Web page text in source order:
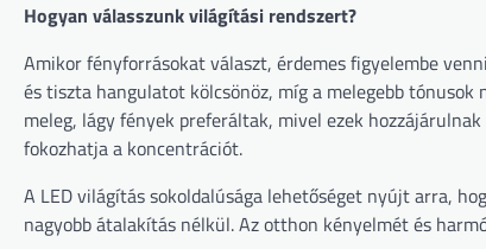
Hogyan válasszunk világítási rendszert?
Amikor fényforrásokat választ, érdemes figyelembe
és tiszta hangulatot kölcsönöz, míg a melegebb
meleg, lágy fények preferáltak, mivel ezek
fokozhatja a koncentrációt.
A LED világítás sokoldalúsága lehetőséget nyújt arra,
nagyobb átalakítás nélkül. Az otthon kényelmét és